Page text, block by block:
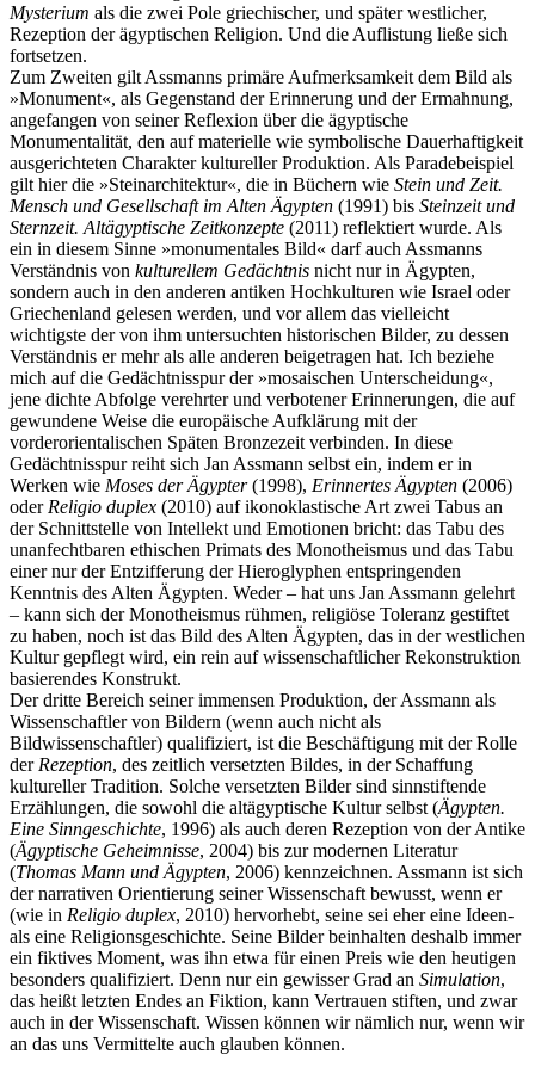
Mysterium als die zwei Pole griechischer, und später westlicher,
Rezeption der ägyptischen Religion. Und die Auflistung ließe sich
fortsetzen.
Zum Zweiten gilt Assmanns primäre Aufmerksamkeit dem Bild als
»Monument«, als Gegenstand der Erinnerung und der Ermahnung,
angefangen von seiner Reflexion über die ägyptische
Monumentalität, den auf materielle wie symbolische Dauerhaftigkeit
ausgerichteten Charakter kultureller Produktion. Als Paradebeispiel
gilt hier die »Steinarchitektur«, die in Büchern wie Stein und Zeit.
Mensch und Gesellschaft im Alten Ägypten (1991) bis Steinzeit und
Sternzeit. Altägyptische Zeitkonzepte (2011) reflektiert wurde. Als
ein in diesem Sinne »monumentales Bild« darf auch Assmanns
Verständnis von kulturellem Gedächtnis nicht nur in Ägypten,
sondern auch in den anderen antiken Hochkulturen wie Israel oder
Griechenland gelesen werden, und vor allem das vielleicht
wichtigste der von ihm untersuchten historischen Bilder, zu dessen
Verständnis er mehr als alle anderen beigetragen hat. Ich beziehe
mich auf die Gedächtnisspur der »mosaischen Unterscheidung«,
jene dichte Abfolge verehrter und verbotener Erinnerungen, die auf
gewundene Weise die europäische Aufklärung mit der
vorderorientalischen Späten Bronzezeit verbinden. In diese
Gedächtnisspur reiht sich Jan Assmann selbst ein, indem er in
Werken wie Moses der Ägypter(1998), Erinnertes Ägypten (2006)
oder Religio duplex (2010) auf ikonoklastische Art zwei Tabus an
der Schnittstelle von Intellekt und Emotionen bricht: das Tabu des
unanfechtbaren ethischen Primats des Monotheismus und das Tabu
einer nur der Entzifferung der Hieroglyphen entspringenden
Kenntnis des Alten Ägypten. Weder – hat uns Jan Assmann gelehrt
– kann sich der Monotheismus rühmen, religiöse Toleranz gestiftet
zu haben, noch ist das Bild des Alten Ägypten, das in der westlichen
Kultur gepflegt wird, ein rein auf wissenschaftlicher Rekonstruktion
basierendes Konstrukt.
Der dritte Bereich seiner immensen Produktion, der Assmann als
Wissenschaftler von Bildern (wenn auch nicht als
Bildwissenschaftler) qualifiziert, ist die Beschäftigung mit der Rolle
der Rezeption, des zeitlich versetzten Bildes, in der Schaffung
kultureller Tradition. Solche versetzten Bilder sind sinnstiftende
Erzählungen, die sowohl die altägyptische Kultur selbst (Ägypten.
Eine Sinngeschichte, 1996) als auch deren Rezeption von der Antike
(Ägyptische Geheimnisse, 2004) bis zur modernen Literatur
(Thomas Mann und Ägypten, 2006) kennzeichnen. Assmann ist sich
der narrativen Orientierung seiner Wissenschaft bewusst, wenn er
(wie in Religio duplex, 2010) hervorhebt, seine sei eher eine Ideen-
als eine Religionsgeschichte. Seine Bilder beinhalten deshalb immer
ein fiktives Moment, was ihn etwa für einen Preis wie den heutigen
besonders qualifiziert. Denn nur ein gewisser Grad an Simulation,
das heißt letzten Endes an Fiktion, kann Vertrauen stiften, und zwar
auch in der Wissenschaft. Wissen können wir nämlich nur, wenn wir
an das uns Vermittelte auch glauben können.